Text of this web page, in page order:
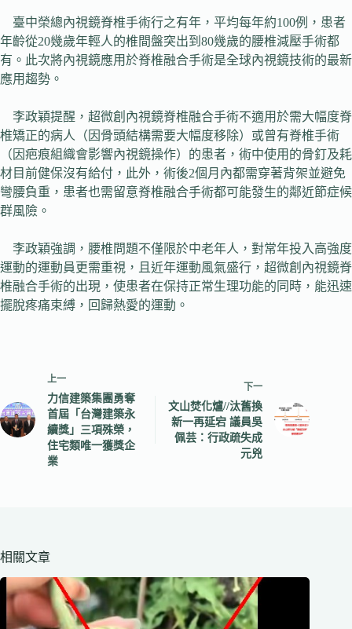
臺中榮總內視鏡脊椎手術行之有年，平均每年約100例，患者
年齡從20幾歲年輕人的椎間盤突出到80幾歲的腰椎減壓手術都
有。此次將內視鏡應用於脊椎融合手術是全球內視鏡技術的最新
應用趨勢。
李政穎提醒，超微創內視鏡脊椎融合手術不適用於需大幅度脊
椎矯正的病人（因骨頭結構需要大幅度移除）或曾有脊椎手術
（因疤痕組織會影響內視鏡操作）的患者，術中使用的骨釘及耗
材目前健保沒有給付，此外，術後2個月內都需穿著背架並避免
彎腰負重，患者也需留意脊椎融合手術都可能發生的鄰近節症候
群風險。
李政穎強調，腰椎問題不僅限於中老年人，對常年投入高強度
運動的運動員更需重視，且近年運動風氣盛行，超微創內視鏡脊
椎融合手術的出現，使患者在保持正常生理功能的同時，能迅速
擺脫疼痛束縛，回歸熱愛的運動。
上一
力信建築集團勇奪
首屆「台灣建築永
續獎」三項殊榮，
住宅類唯一獲獎企
業
下一
文山焚化爐//汰舊換
新一再延宕 議員吳
佩芸：行政疏失成
元兇
相關文章